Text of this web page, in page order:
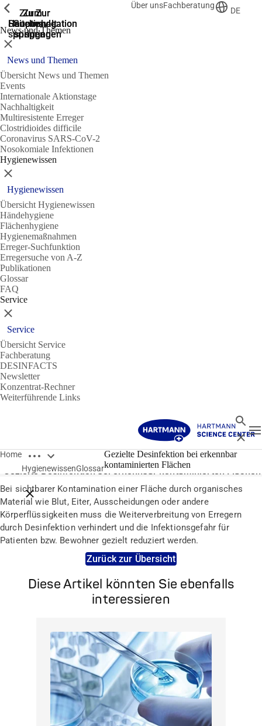
Zur
Suche
springen
Zur
Hauptnavigation
springen
Zur
Hauptnavigation
springen
Zum
Hauptinhalt
springen
Zum
Seitenende
springen
Über unsFachberatung
DE
News und Themen
Zeige vorherige
Schließen
News und Themen
Übersicht News und Themen
Events
Internationale Aktionstage
Nachhaltigkeit
Multiresistente Erreger
Clostridioides difficile
Coronavirus SARS-CoV-2
Nosokomiale Infektionen
Hygienewissen
Zeige vorherige
Schließen
Hygienewissen
Übersicht Hygienewissen
Händehygiene
Flächenhygiene
Hygienemaßnahmen
Erreger-Suchfunktion
Erregersuche von A-Z
Publikationen
Glossar
FAQ
Service
Zeige vorherige
Schließen
Service
Übersicht Service
Fachberatung
DESINFACTS
Newsletter
Konzentrat-Rechner
Weiterführende Links
Suche
Home Breadcrumbs öffnen
Breadcrumbs schließen
HygienewissenGlossar
Gezielte Desinfektion bei erkennbar
kontaminierten Flächen
Glossar
Gezielte Desinfektion bei erkennbar kontaminierten Flächen
Bei sichtbarer Kontamination einer Fläche durch organisches
Material wie Blut, Eiter, Ausscheidungen oder andere
Körperflüssigkeiten muss die Weiterverbreitung von Erregern
durch Desinfektion verhindert und die Infektionsgefahr für
Patienten bzw. Bewohner gezielt reduziert werden.
Zurück zur Übersicht
Diese Artikel könnten Sie ebenfalls
interessieren